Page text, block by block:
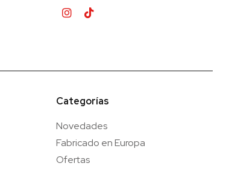
Categorías
Novedades
Fabricado en Europa
Ofertas